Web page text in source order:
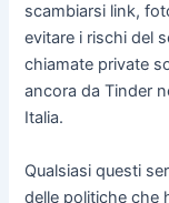
scambiarsi link,
evitare i rischi del
chiamate private
ancora da Tinder
Italia.
Qualsiasi questi
delle politiche che